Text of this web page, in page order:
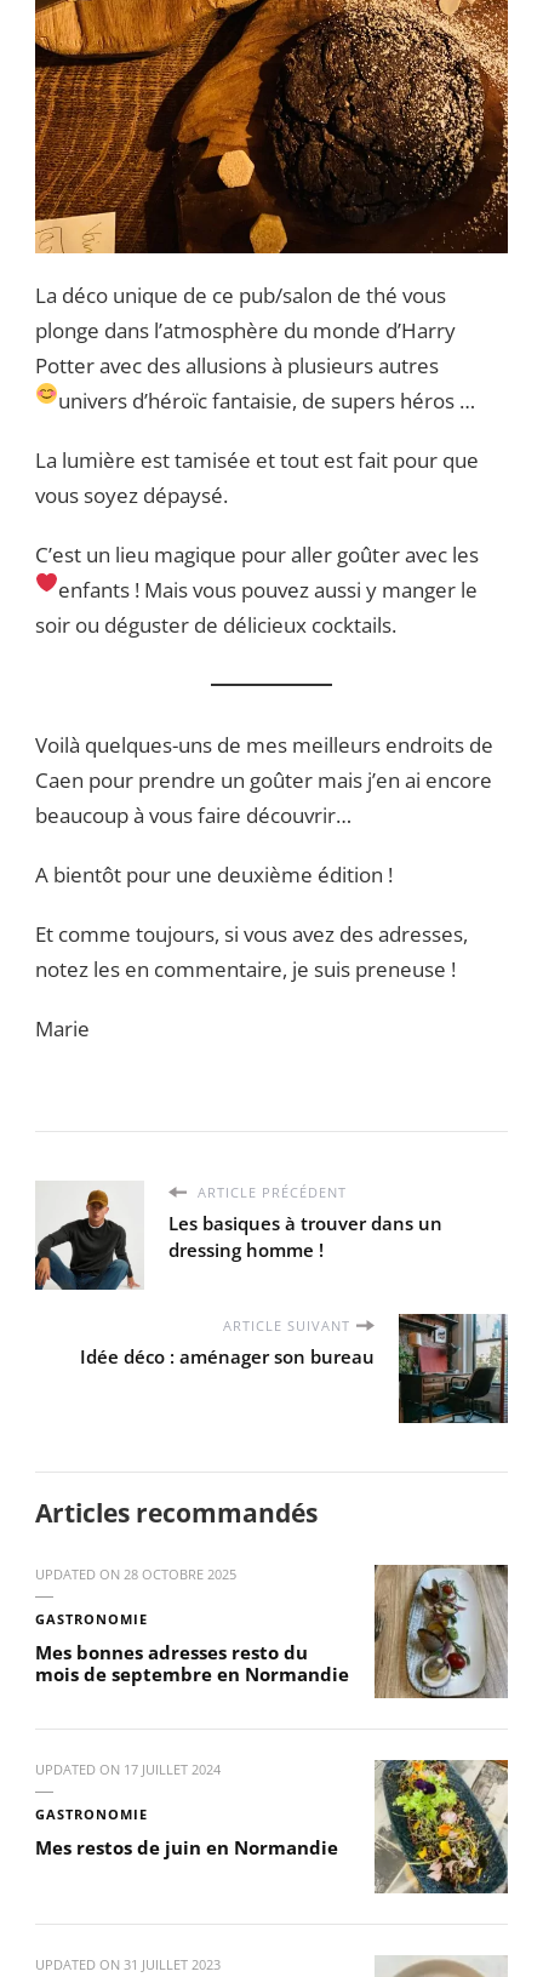
La déco unique de ce pub/salon de thé vous
plonge dans l’atmosphère du monde d’Harry
Potter avec des allusions à plusieurs autres
univers d’héroïc fantaisie, de supers héros …
La lumière est tamisée et tout est fait pour que
vous soyez dépaysé.
C’est un lieu magique pour aller goûter avec les
enfants ! Mais vous pouvez aussi y manger le
soir ou déguster de délicieux cocktails.
Voilà quelques-uns de mes meilleurs endroits de
Caen pour prendre un goûter mais j’en ai encore
beaucoup à vous faire découvrir…
A bientôt pour une deuxième édition !
Et comme toujours, si vous avez des adresses,
notez les en commentaire, je suis preneuse !
Marie
ARTICLE PRÉCÉDENT
Les basiques à trouver dans un
dressing homme !
ARTICLE SUIVANT
Idée déco : aménager son bureau
Articles recommandés
UPDATED ON 28 OCTOBRE 2025
GASTRONOMIE
Mes bonnes adresses resto du
mois de septembre en Normandie
UPDATED ON 17 JUILLET 2024
GASTRONOMIE
Mes restos de juin en Normandie
UPDATED ON 31 JUILLET 2023